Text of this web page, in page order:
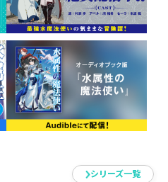
！（電子書籍含む）
ろしSS収録！
り着いた涼。秘境暮らしと
た。新人冒険者たちと一緒
書館で錬金術の本を探した
しを謳歌していたが……な
湯”にあって……？シリーズ一覧